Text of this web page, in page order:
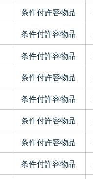
条件付許容物品
条件付許容物品
条件付許容物品
条件付許容物品
条件付許容物品
条件付許容物品
条件付許容物品
条件付許容物品